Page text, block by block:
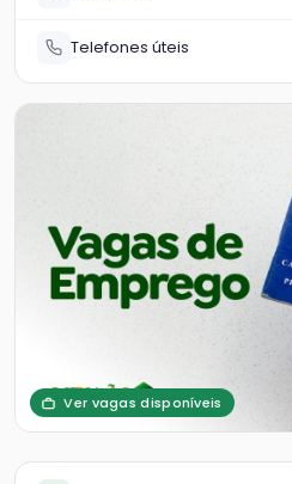
Telefones úteis
Ver vagas disponíveis